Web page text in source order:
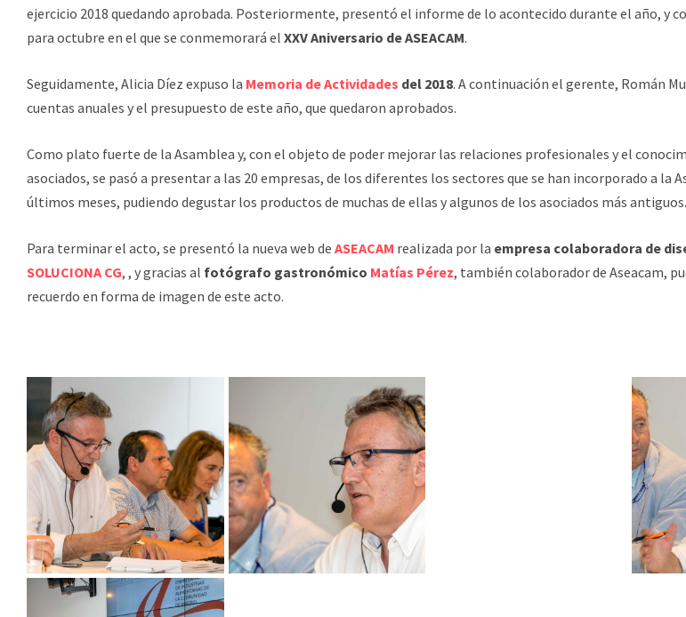
ejercicio 2018 quedando aprobada. Posteriormente, presentó el informe de lo acontecido durante el año, y
para octubre en el que se conmemorará el XXV Aniversario de ASEACAM.
Seguidamente, Alicia Díez expuso la Memoria de Actividades del 2018. A continuación el gerente, Román
cuentas anuales y el presupuesto de este año, que quedaron aprobados.
Como plato fuerte de la Asamblea y, con el objeto de poder mejorar las relaciones profesionales y el
asociados, se pasó a presentar a las 20 empresas, de los diferentes los sectores que se han incorporado a la
últimos meses, pudiendo degustar los productos de muchas de ellas y algunos de los asociados más antiguos.
Para terminar el acto, se presentó la nueva web de ASEACAM realizada por la empresa colaboradora de
SOLUCIONA CG, , y gracias al fotógrafo gastronómico Matías Pérez, también colaborador de Aseacam,
recuerdo en forma de imagen de este acto.